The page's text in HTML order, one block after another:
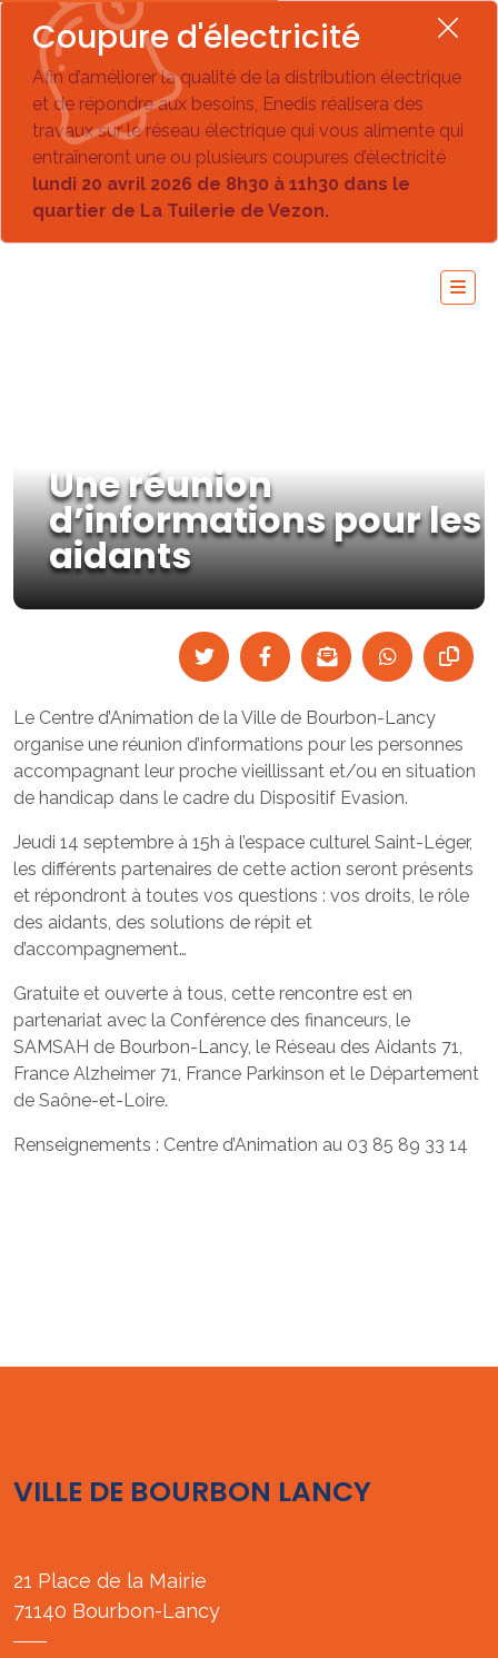
Coupure d'électricité
Afin d’améliorer la qualité de la distribution électrique
et de répondre aux besoins, Enedis réalisera des
travaux sur le réseau électrique qui vous alimente qui
entraîneront une ou plusieurs coupures d’électricité
lundi 20 avril 2026 de 8h30 à 11h30 dans le
quartier de La Tuilerie de Vezon.
Une réunion
d’informations pour les
aidants
Le Centre d’Animation de la Ville de Bourbon-Lancy
organise une réunion d’informations pour les personnes
accompagnant leur proche vieillissant et/ou en situation
de handicap dans le cadre du Dispositif Evasion.
Jeudi 14 septembre à 15h à l’espace culturel Saint-Léger,
les différents partenaires de cette action seront présents
et répondront à toutes vos questions : vos droits, le rôle
des aidants, des solutions de répit et
d’accompagnement…
Gratuite et ouverte à tous, cette rencontre est en
partenariat avec la Conférence des financeurs, le
SAMSAH de Bourbon-Lancy, le Réseau des Aidants 71,
France Alzheimer 71, France Parkinson et le Département
de Saône-et-Loire.
Renseignements : Centre d’Animation au 03 85 89 33 14
VILLE DE BOURBON LANCY
21 Place de la Mairie
71140 Bourbon-Lancy